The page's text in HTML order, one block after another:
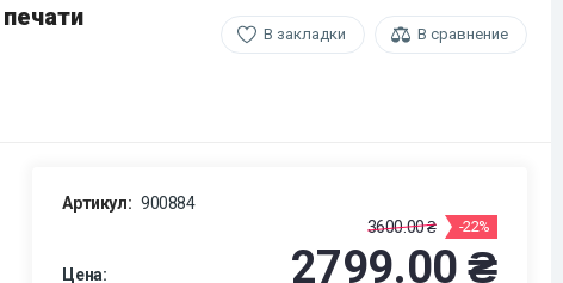
В закладки В сравнение
Артикул: 900884
Цена:
3600.00 ₴ -22%
2799.00 ₴